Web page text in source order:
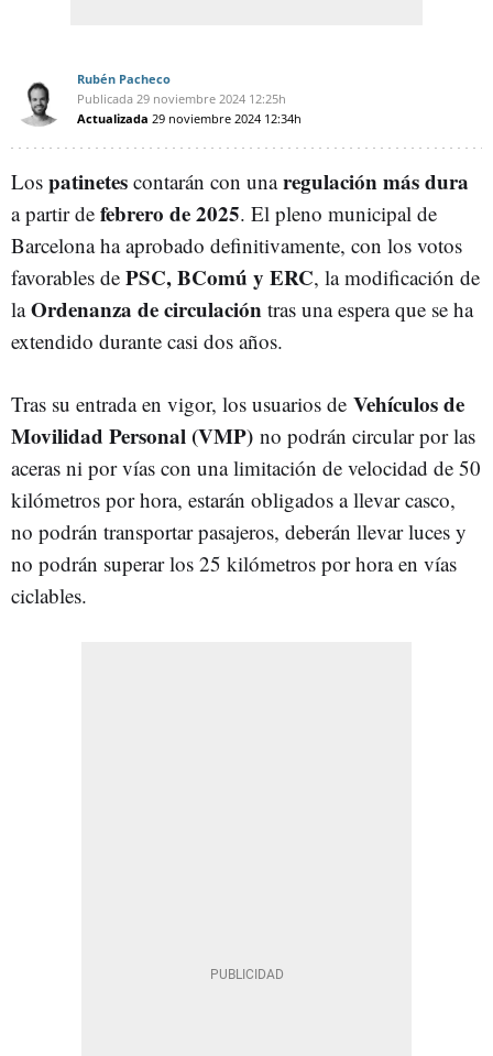
Rubén Pacheco
Publicada 29 noviembre 2024 12:25h
Actualizada 29 noviembre 2024 12:34h
Los patinetes contarán con unaregulación más dura
a partir de febrero de 2025. El pleno municipal de
Barcelona ha aprobado definitivamente, con los votos
favorables de PSC, BComú y ERC, la modificación de
laOrdenanza de circulación tras una espera que se ha
extendido durante casi dos años.
Tras su entrada en vigor, los usuarios de Vehículos de
Movilidad Personal (VMP) no podrán circular por las
aceras ni por vías con una limitación de velocidad de 50
kilómetros por hora, estarán obligados a llevar casco,
no podrán transportar pasajeros, deberán llevar luces y
no podrán superar los 25 kilómetros por hora en vías
ciclables.